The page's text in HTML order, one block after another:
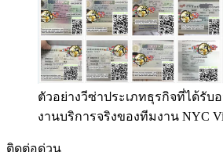
ตัวอย่างวีซ่าประเภทธุรกิจที่ได้รับ
งานบริการจริงของทีมงาน NYC
ติดต่อด่วน